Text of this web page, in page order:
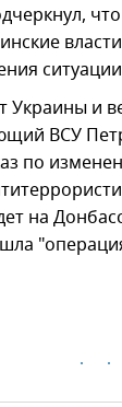
Украины и
ВСУ
по
на